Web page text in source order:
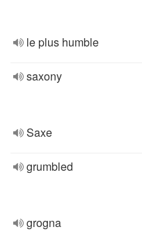
le plus humble
saxony
Saxe
grumbled
grogna